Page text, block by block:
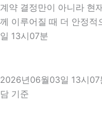
계약 결정만이 아니라 현
께 이루어질 때 더 안정
일 13시07분
2026년06월03일 13시
담 기준